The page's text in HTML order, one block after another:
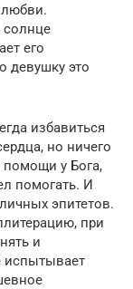
любви.
солнце
его
девушку это
избавиться
но ничего
помощи у Бога,
помогать. И
эпитетов.
при
и
испытывает